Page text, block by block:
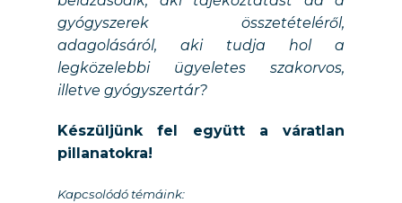
gyógyszerek összetételéről,
adagolásáról, aki tudja hol a
legközelebbi ügyeletes szakorvos,
illetve gyógyszertár?
Készüljünk fel együtt a váratlan
pillanatokra!
Kapcsolódó témáink: